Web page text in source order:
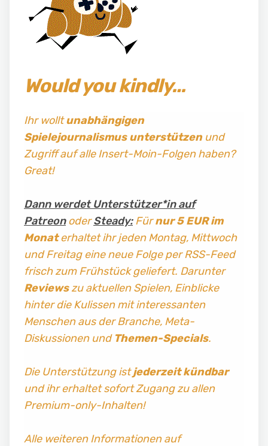
Would you kindly…
Ihr wolltunabhängigen
Spielejournalismus unterstützenund
Zugriff auf alle Insert-Moin-Folgen haben?
Great!
Dann werdet Unterstützer*in auf
PatreonoderSteady:Fürnur 5 EUR im
Monaterhaltet ihr jeden Montag, Mittwoch
und Freitag eine neue Folge per RSS-Feed
frisch zum Frühstück geliefert. Darunter
Reviewszu aktuellen Spielen, Einblicke
hinter die Kulissen mit interessanten
Menschen aus der Branche, Meta-
Diskussionen und Themen-Specials.
Die Unterstützung istjederzeit kündbar
und ihr erhaltet sofort Zugang zu allen
Premium-only-Inhalten!
Alle weiteren Informationen auf